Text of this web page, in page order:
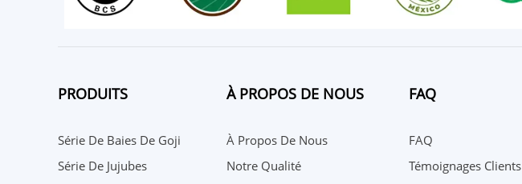
PRODUITS
Série De Baies De Goji
Série De Jujubes
À PROPOS DE NOUS
À Propos De Nous
Notre Qualité
FAQ
FAQ
Témoignages Clients